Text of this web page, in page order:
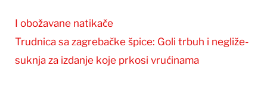
I obožavane natikače
Trudnica sa zagrebačke špice: Goli trbuh i negliže-
suknja za izdanje koje prkosi vrućinama